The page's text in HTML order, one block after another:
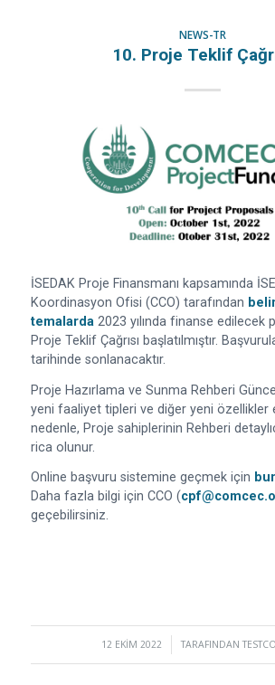
NEWS-TR
10. Proje Teklif
İSEDAK Proje Finansmanı kapsamında
Koordinasyon Ofisi (CCO) tarafından
temalarda2023 yılında finanse edilecek
Proje Teklif Çağrısı başlatılmıştır.
tarihinde sonlanacaktır.
Proje Hazırlama ve Sunma Rehberi
yeni faaliyet tipleri ve diğer yeni özellikler
nedenle, Proje sahiplerinin Rehberi
rica olunur.
Online başvuru sistemine geçmek için
Daha fazla bilgi için CCO (
geçebilirsiniz.
12 EKIM 2022
/ TARAFINDAN